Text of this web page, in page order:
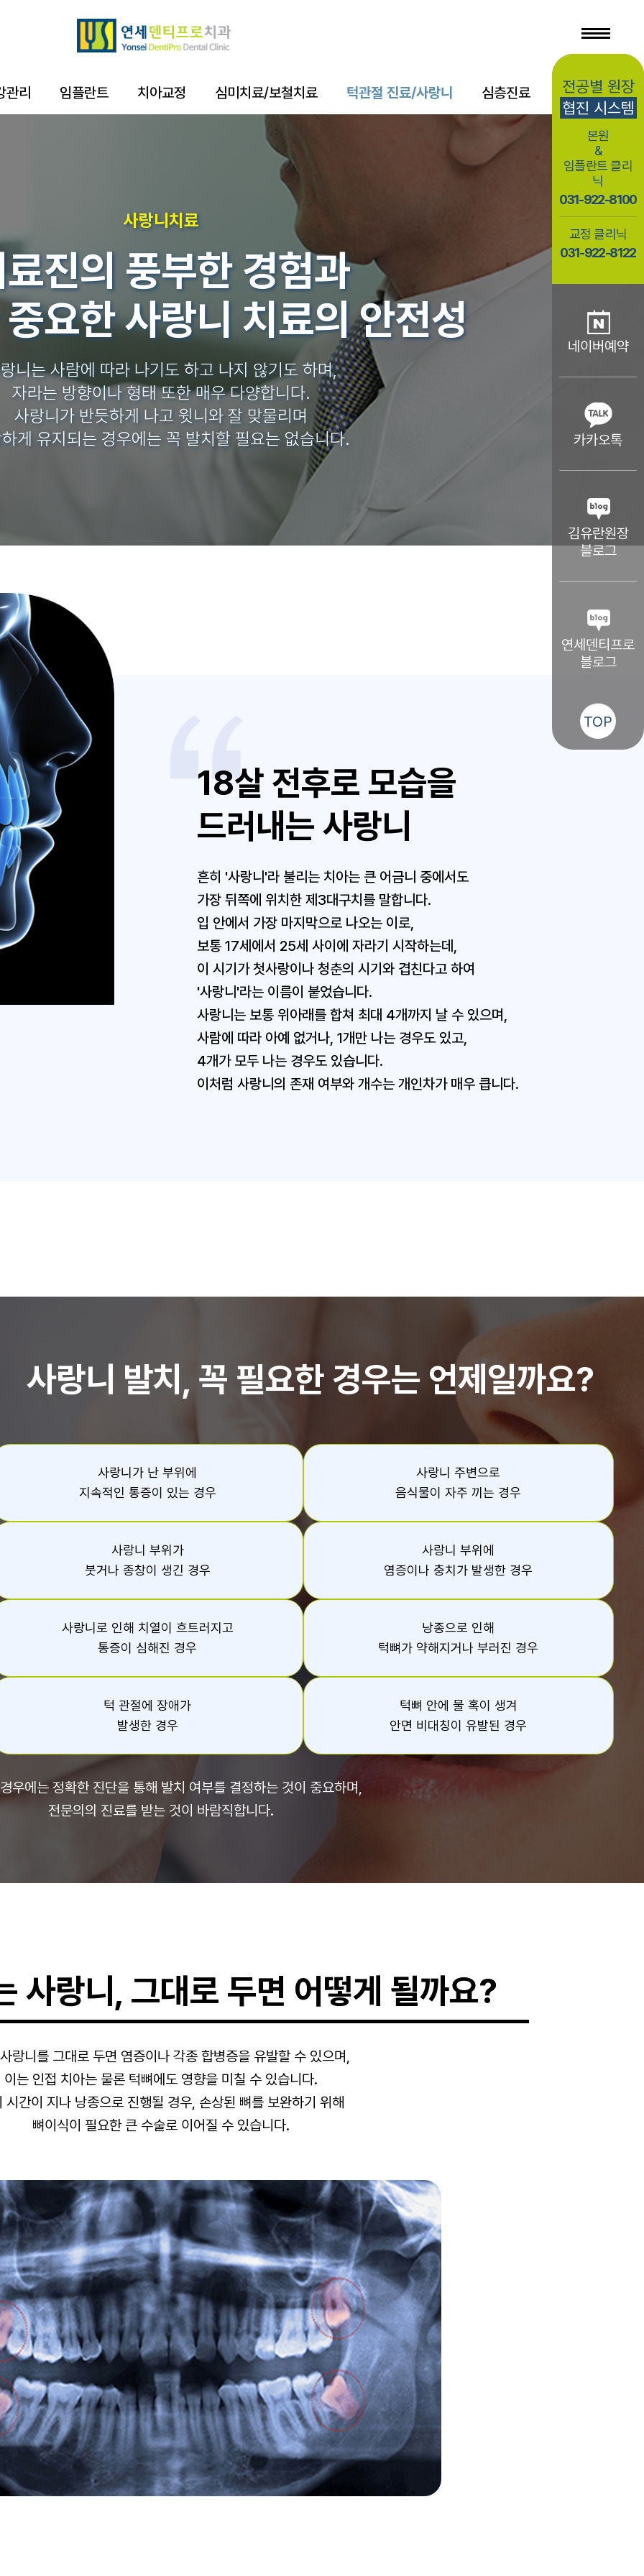
관리 임플란트 치아교정 심미치료/보철치료 턱관절 진료/사랑니 심층진료 상담/소식
사랑니치료
진의 풍부한 경험과
요한 사랑니 치료의 안전성
니는 사람에 따라 나기도 하고 나지 않기도 하며,
자라는 방향이나 형태 또한 매우 다양합니다.
사랑니가 반듯하게 나고 윗니와 잘 맞물리며
게 유지되는 경우에는 꼭 발치할 필요는 없습니다.
18살 전후로 모습을
드러내는 사랑니
흔히 '사랑니'라 불리는 치아는 큰 어금니 중에서도
가장 뒤쪽에 위치한 제3대구치를 말합니다.
입 안에서 가장 마지막으로 나오는 이로,
보통 17세에서 25세 사이에 자라기 시작하는데,
이 시기가 첫사랑이나 청춘의 시기와 겹친다고 하여
'사랑니'라는 이름이 붙었습니다.
사랑니는 보통 위아래를 합쳐 최대 4개까지 날 수 있으며,
사람에 따라 아예 없거나, 1개만 나는 경우도 있고,
4개가 모두 나는 경우도 있습니다.
이처럼 사랑니의 존재 여부와 개수는 개인차가 매우 큽니다.
사랑니 발치, 꼭 필요한 경우는 언제일까요?
사랑니가 난 부위에
지속적인 통증이 있는 경우
사랑니 주변으로
음식물이 자주 끼는 경우
사랑니 부위가
붓거나 종창이 생긴 경우
사랑니 부위에
염증이나 충치가 발생한 경우
사랑니로 인해 치열이 흐트러지고
통증이 심해진 경우
낭종으로 인해
턱뼈가 약해지거나 부러진 경우
턱 관절에 장애가
발생한 경우
턱뼈 안에 물 혹이 생겨
안면 비대칭이 유발된 경우
우에는 정확한 진단을 통해 발치 여부를 결정하는 것이 중요하며,
전문의의 진료를 받는 것이 바람직합니다.
사랑니, 그대로 두면 어떻게 될까요?
랑니를 그대로 두면 염증이나 각종 합병증을 유발할 수 있으며,
이는 인접 치아는 물론 턱뼈에도 영향을 미칠 수 있습니다.
시간이 지나 낭종으로 진행될 경우, 손상된 뼈를 보완하기 위해
뼈이식이 필요한 큰 수술로 이어질 수 있습니다.
전공별 원장
협진 시스템
본원
&
임플란트 클리
닉
031-922-8100
교정 클리닉
031-922-8122
네이버예약
카카오톡
김유란원장
블로그
연세덴티프로
블로그
TOP